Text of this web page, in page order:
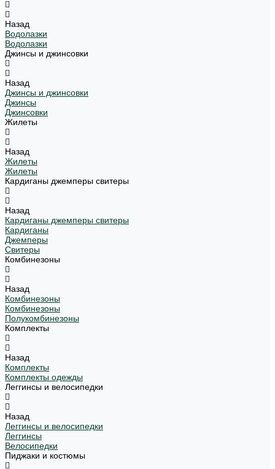
Назад
Водолазки
Водолазки
Джинсы и джинсовки
Назад
Джинсы и джинсовки
Джинсы
Джинсовки
Жилеты
Назад
Жилеты
Жилеты
Кардиганы джемперы свитеры
Назад
Кардиганы джемперы свитеры
Кардиганы
Джемперы
Свитеры
Комбинезоны
Назад
Комбинезоны
Комбинезоны
Полукомбинезоны
Комплекты
Назад
Комплекты
Комплекты одежды
Леггинсы и велосипедки
Назад
Леггинсы и велосипедки
Леггинсы
Велосипедки
Пиджаки и костюмы